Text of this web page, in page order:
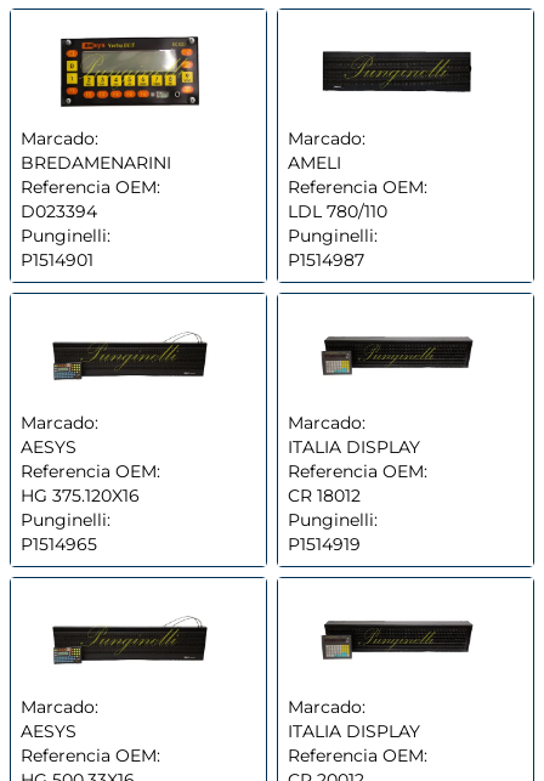
Marcado:
BREDAMENARINI
Referencia OEM:
D023394
Punginelli:
P1514901
Marcado:
AMELI
Referencia OEM:
LDL 780/110
Punginelli:
P1514987
Marcado:
AESYS
Referencia OEM:
HG 375.120X16
Punginelli:
P1514965
Marcado:
ITALIA DISPLAY
Referencia OEM:
CR 18012
Punginelli:
P1514919
Marcado:
AESYS
Referencia OEM:
Marcado:
ITALIA DISPLAY
Referencia OEM: